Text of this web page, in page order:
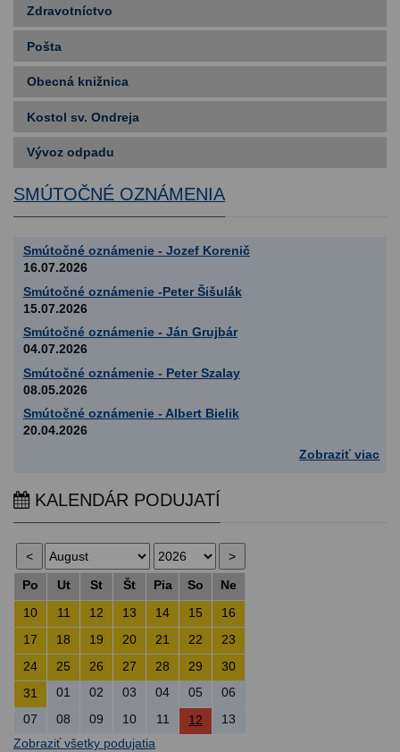
Zdravotníctvo
Pošta
Obecná knižnica
Kostol sv. Ondreja
Vývoz odpadu
SMÚTOČNÉ OZNÁMENIA
Smútočné oznámenie - Jozef Korenič
16.07.2026
Smútočné oznámenie -Peter Šišulák
15.07.2026
Smútočné oznámenie - Ján Grujbár
04.07.2026
Smútočné oznámenie - Peter Szalay
08.05.2026
Smútočné oznámenie - Albert Bielik
20.04.2026
Zobraziť viac
KALENDÁR PODUJATÍ
Po Ut St Št Pia So
Ne
10
11 12 13 14 15
16
17
18 19 20 21 22
23
24
25 26 27 28 29
30
31
01 02 03 04 05
06
07
08 09 10 11 12
13
Zobraziť všetky podujatia